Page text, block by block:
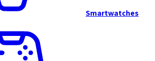
Smartwatches